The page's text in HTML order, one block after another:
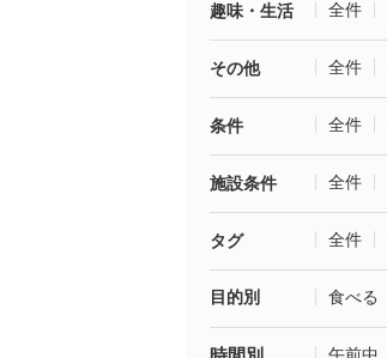
趣味・生活 全件
その他 全件
条件 全件
施設条件 全件
タグ 全件
目的別 食べる